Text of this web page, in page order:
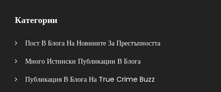
Категории
Пост В Блога На Новините За Престъпността
Много Истински Публикации В Блога
Публикация В Блога На True Crime Buzz